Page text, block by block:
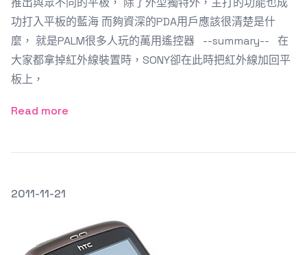
功打入平板的藍海 而夠資深的PDA用戶應該很清楚是什
麼， 就是PALM很多人玩的萬用遙控器 --summary-- 在
大家都拿掉紅外線裝置時，SONY卻在此時把紅外線加回平
板上，
Read more
發文於
2011-11-21